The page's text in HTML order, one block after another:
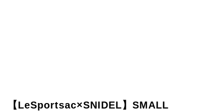
【LeSportsac×SNIDEL】SMALL